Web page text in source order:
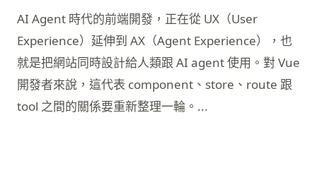
AI Agent 時代的前端開發，正在從 UX（User
Experience）延伸到 AX（Agent Experience），也
就是把網站同時設計給人類跟 AI agent 使用。對 Vue
開發者來說，這代表 component、store、route 跟
tool 之間的關係要重新整理一輪。...